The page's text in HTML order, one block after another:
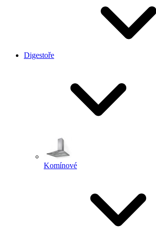
Digestoře
Komínové